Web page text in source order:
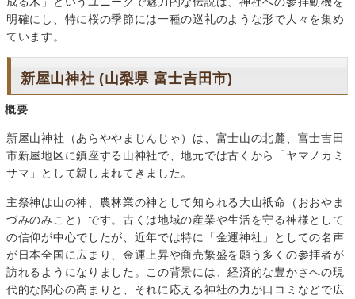
明確にし、特に桜の季節には一種の巡礼のような形で人々を集め
ています。
新屋山神社 (山梨県 富士吉田市)
概要
新屋山神社（あらややまじんじゃ）は、富士山の北麓、富士吉田
市新屋地区に鎮座する山神社で、地元では古くから「ヤマノカミ
サマ」として親しまれてきました。
主祭神は山の神、農林業の神として知られる大山祇命（おおやま
づみのみこと）です。古くは地域の産業や生活を守る神様として
の信仰が中心でしたが、近年では特に「金運神社」としての名声
が日本全国に広まり、金運上昇や商売繁盛を願う多くの参拝者が
訪れるようになりました。この背景には、経済的な豊かさへの現
代的な関心の高まりと、それに応える神社の力が口コミなどで広